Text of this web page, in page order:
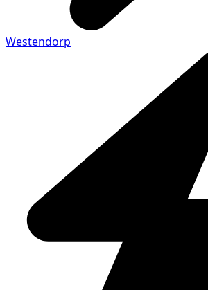
Westendorp